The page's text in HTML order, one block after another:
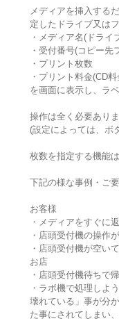
メディアを挿入する
定したドライブ又は
・メディア名(ドライ
・受付番号(コピー先
・プリント枚数
・プリント料金(CD
を画面に表示し、ラ
操作は全く必要ありま
(設定によっては、ボ
枚数を指定する機能は
下記の様な事例・ご
お客様
・メディアをすぐに
・店頭受付機の操作が
・店頭受付機が空い
お店
・店頭受付機待ちで
・ラボ機で処理しよ
壊れている」事が分
た事にされてしまい